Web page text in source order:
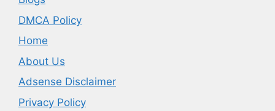
DMCA Policy
Home
About Us
Adsense Disclaimer
Privacy Policy